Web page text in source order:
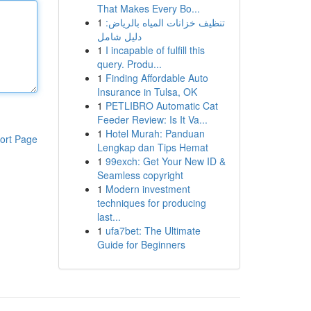
Page
That Makes Every Bo...
1 تنظيف خزانات المياه بالرياض:
دليل شامل
1 I incapable of fulfill this
query. Produ...
1 Finding Affordable Auto
Insurance in Tulsa, OK
1 PETLIBRO Automatic Cat
Feeder Review: Is It Va...
1 Hotel Murah: Panduan
Lengkap dan Tips Hemat
1 99exch: Get Your New ID &
Seamless copyright
1 Modern investment
techniques for producing
last...
1 ufa7bet: The Ultimate
Guide for Beginners